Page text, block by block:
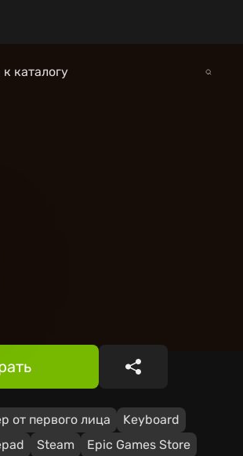
каталогу
от первого лица
Keyboard
Steam
Epic Games Store
Поделиться